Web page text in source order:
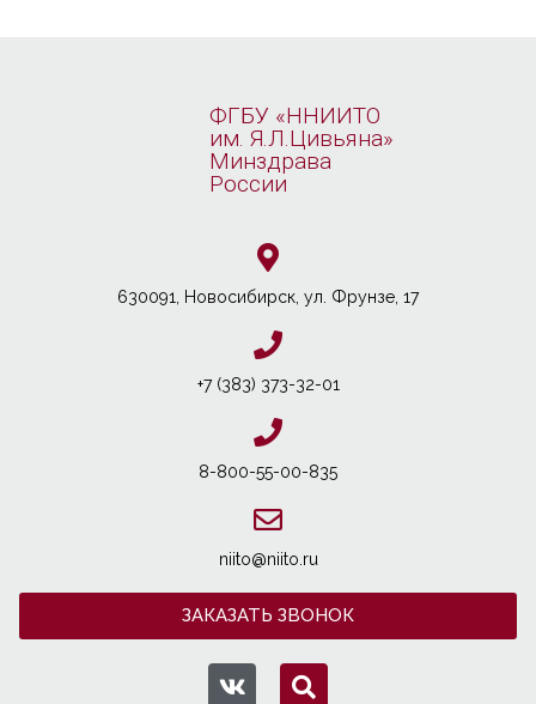
ФГБУ «ННИИТО
им. Я.Л.Цивьяна»
Минздрава
России
630091, Новосибирcк, ул. Фрунзе, 17
+7 (383) 373-32-01
8-800-55-00-835
niito@niito.ru
ЗАКАЗАТЬ ЗВОНОК